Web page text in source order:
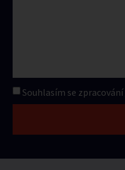
Souhlasím se zpracování